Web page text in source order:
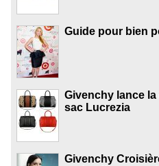
Guide pour bien
Givenchy lance la
sac Lucrezia
Givenchy